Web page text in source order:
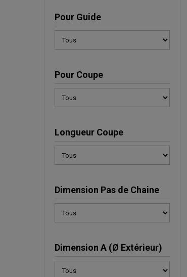
Pour Guide
Pour Coupe
Longueur Coupe
Dimension Pas de Chaine
Dimension A (Ø Extérieur)